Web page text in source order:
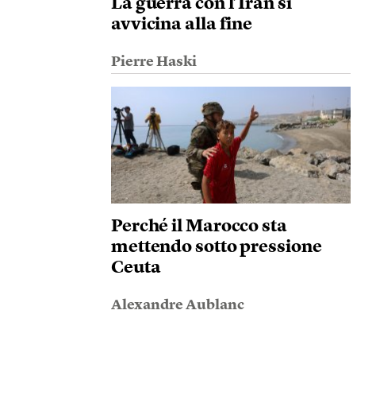
La guerra con l’Iran si
avvicina alla fine
Pierre Haski
Perché il Marocco sta
mettendo sotto pressione
Ceuta
Alexandre Aublanc